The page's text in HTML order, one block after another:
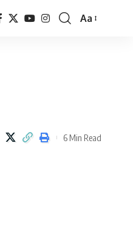
Font
Aa
6 Min Read